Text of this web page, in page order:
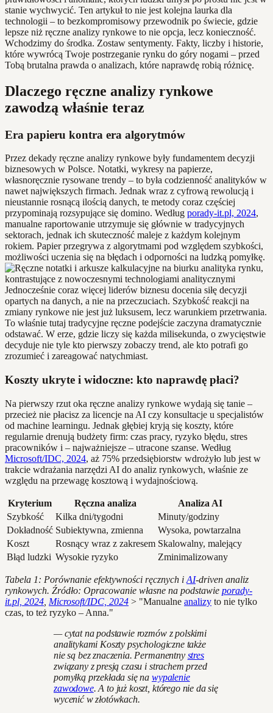
stanie wychwycić. Ten artykuł to nie jest kolejna laurka dla
technologii – to bezkompromisowy przewodnik po świecie, gdzie
lepsze niż ręczne analizy rynkowe to nie opcja, lecz konieczność.
Wchodzimy do środka. Zostaw sentymenty. Fakty, liczby i historie,
które wywrócą Twoje postrzeganie rynku do góry nogami – przed
Tobą brutalna prawda o analizach, które naprawdę robią różnicę.
Dlaczego ręczne analizy rynkowe
zawodzą właśnie teraz
Era papieru kontra era algorytmów
Przez dekady ręczne analizy rynkowe były fundamentem decyzji
biznesowych w Polsce. Notatki, wykresy na papierze,
własnoręcznie rysowane trendy – to była codzienność analityków w
nawet największych firmach. Jednak wraz z cyfrową rewolucją i
nieustannie rosnącą ilością danych, te metody coraz częściej
przypominają rozsypujące się domino. Według porady-it.pl, 2024,
manualne raportowanie utrzymuje się głównie w tradycyjnych
sektorach, jednak ich skuteczność maleje z każdym kolejnym
rokiem. Papier przegrywa z algorytmami pod względem szybkości,
możliwości uczenia się na błędach i odporności na ludzką pomyłkę.
Jednocześnie coraz więcej liderów biznesu docenia siłę decyzji
opartych na danych, a nie na przeczuciach. Szybkość reakcji na
zmiany rynkowe nie jest już luksusem, lecz warunkiem przetrwania.
To właśnie tutaj tradycyjne ręczne podejście zaczyna dramatycznie
odstawać. W erze, gdzie liczy się każda milisekunda, o zwycięstwie
decyduje nie tyle kto pierwszy zobaczy trend, ale kto potrafi go
zrozumieć i zareagować natychmiast.
Koszty ukryte i widoczne: kto naprawdę płaci?
Na pierwszy rzut oka ręczne analizy rynkowe wydają się tanie –
przecież nie płacisz za licencje na AI czy konsultacje u specjalistów
od machine learningu. Jednak głębiej kryją się koszty, które
regularnie drenują budżety firm: czas pracy, ryzyko błędu, stres
pracowników i – najważniejsze – utracone szanse. Według
Microsoft/IDC, 2024, aż 75% przedsiębiorstw wdrożyło lub jest w
trakcie wdrażania narzędzi AI do analiz rynkowych, właśnie ze
względu na przewagę kosztową i wydajnościową.
Kryterium Ręczna analiza
Analiza AI
Szybkość
Kilka dni/tygodni
Minuty/godziny
Dokładność Subiektywna, zmienna
Wysoka, powtarzalna
Koszt
Rosnący wraz z zakresem Skalowalny, malejący
Błąd ludzki Wysokie ryzyko Zminimalizowany
Tabela 1: Porównanie efektywności ręcznych i AI-driven analiz
rynkowych. Źródło: Opracowanie własne na podstawie porady-
it.pl, 2024 Microsoft/IDC, 2024 > "Manualne analizy to nie tylko
czas, to też ryzyko – Anna."
— cytat na podstawie rozmów z polskimi
analitykami Koszty psychologiczne także
nie są bez znaczenia. Permanentny stres
związany z presją czasu i strachem przed
pomyłką przekłada się na wypalenie
zawodowe. A to już koszt, którego nie da się
wycenić w złotówkach.